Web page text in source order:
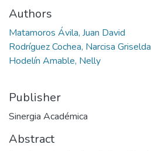
Authors
Matamoros Ávila, Juan David
Rodríguez Cochea, Narcisa Griselda
Hodelín Amable, Nelly
Publisher
Sinergia Académica
Abstract